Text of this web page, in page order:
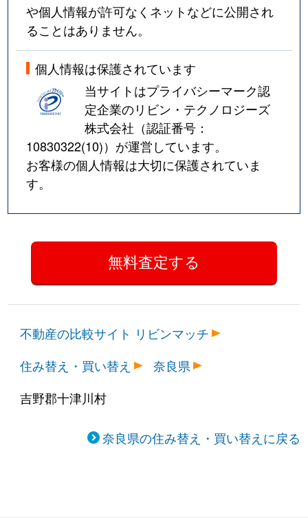
や個人情報が許可なくネットなどに公開され
ることはありません。
個人情報は保護されています
当サイトはプライバシーマーク認
定企業のリビン・テクノロジーズ
株式会社（認証番号：
10830322(10)）が運営しています。
お客様の個人情報は大切に保護されていま
す。
不動産の比較サイト リビンマッチ
住み替え・買い替え
奈良県
吉野郡十津川村
奈良県の住み替え・買い替えに戻る